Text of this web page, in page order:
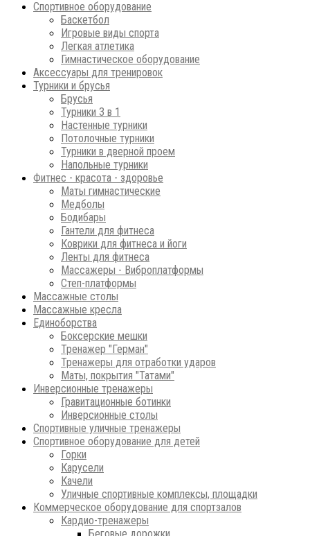
Спортивное оборудование
Баскетбол
Игровые виды спорта
Легкая атлетика
Гимнастическое оборудование
Аксессуары для тренировок
Турники и брусья
Брусья
Турники 3 в 1
Настенные турники
Потолочные турники
Турники в дверной проем
Напольные турники
Фитнес - красота - здоровье
Маты гимнастические
Медболы
Бодибары
Гантели для фитнеса
Коврики для фитнеса и йоги
Ленты для фитнеса
Массажеры - Виброплатформы
Степ-платформы
Массажные столы
Массажные кресла
Единоборства
Боксерские мешки
Тренажер "Герман"
Тренажеры для отработки ударов
Маты, покрытия "Татами"
Инверсионные тренажеры
Гравитационные ботинки
Инверсионные столы
Спортивные уличные тренажеры
Спортивное оборудование для детей
Горки
Карусели
Качели
Уличные спортивные комплексы, площадки
Коммерческое оборудование для спортзалов
Кардио-тренажеры
Беговые дорожки